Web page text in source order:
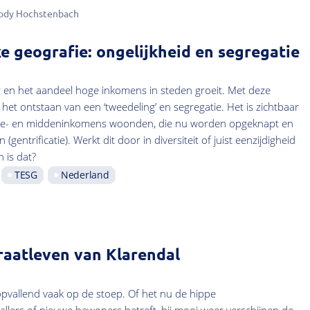
Hochstenbach
geografie: ongelijkheid en segregatie
het aandeel hoge inkomens in steden groeit. Met deze
ontstaan van een ‘tweedeling’ en segregatie. Het is zichtbaar
en middeninkomens woonden, die nu worden opgeknapt en
Werkt dit door in diversiteit of juist eenzijdigheid
is dat?
TESG Nederland
van Klarendal
vaak op de stoep. Of het nu de hippe